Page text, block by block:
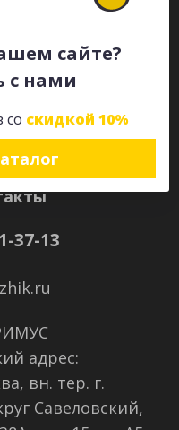
сайте?
с нами
со скидкой 10%
37-13
адрес:
вн. тер. г.
Савеловский,